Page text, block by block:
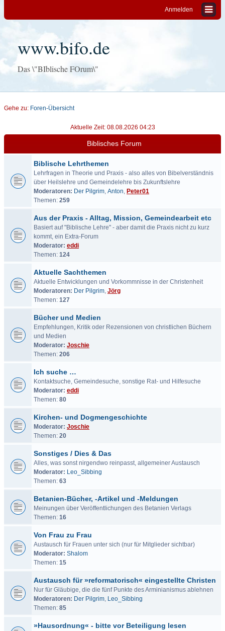
Anmelden
www.bifo.de
Das \"BIblische FOrum\"
Gehe zu: Foren-Übersicht
Aktuelle Zeit: 08.08.2026 04:23
Biblisches Forum
Biblische Lehrthemen
Lehrfragen in Theorie und Praxis - also alles von Bibelverständnis
über Heilslehre und Gemeindelehre bis Zukunftslehre
Moderatoren: Der Pilgrim, Anton, Peter01
Themen: 259
Aus der Praxis - Alltag, Mission, Gemeindearbeit etc
Basiert auf "Biblische Lehre" - aber damit die Praxis nicht zu kurz
kommt, ein Extra-Forum
Moderator: eddi
Themen: 124
Aktuelle Sachthemen
Aktuelle Entwicklungen und Vorkommnisse in der Christenheit
Moderatoren: Der Pilgrim, Jörg
Themen: 127
Bücher und Medien
Empfehlungen, Kritik oder Rezensionen von christlichen Büchern
und Medien
Moderator: Joschie
Themen: 206
Ich suche …
Kontaktsuche, Gemeindesuche, sonstige Rat- und Hilfesuche
Moderator: eddi
Themen: 80
Kirchen- und Dogmengeschichte
Moderator: Joschie
Themen: 20
Sonstiges / Dies & Das
Alles, was sonst nirgendwo reinpasst, allgemeiner Austausch
Moderator: Leo_Sibbing
Themen: 63
Betanien-Bücher, -Artikel und -Meldungen
Meinungen über Veröffentlichungen des Betanien Verlags
Themen: 16
Von Frau zu Frau
Austausch für Frauen unter sich (nur für Mitglieder sichtbar)
Moderator: Shalom
Themen: 15
Austausch für »reformatorisch« eingestellte Christen
Nur für Gläubige, die die fünf Punkte des Arminianismus ablehnen
Moderatoren: Der Pilgrim, Leo_Sibbing
Themen: 85
»Hausordnung« - bitte vor Beteiligung lesen